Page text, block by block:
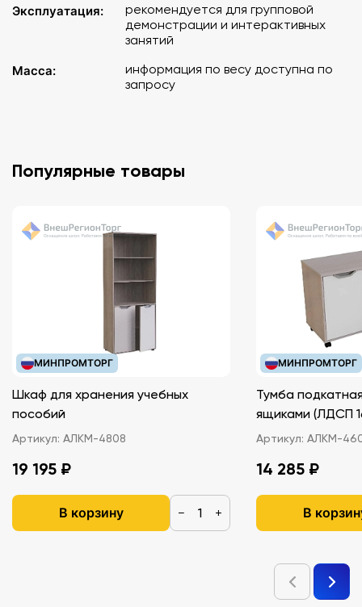
Эксплуатация:
рекомендуется для групповой
демонстрации и интерактивных
занятий
Масса:
информация по весу доступна по
запросу
Популярные товары
МИНПРОМТОРГ
Шкаф для хранения учебных
пособий
Артикул: АЛКМ-4808
19 195 ₽
В корзину − +
МИНПРОМТОРГ
Тумба
ящиками
Артикул: АЛКМ-
14 285 ₽
В